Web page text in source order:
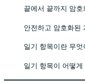
끝에서 끝까지 암
안전하고 암호화된
일기 항목이란 무
일기 항목이 어떻